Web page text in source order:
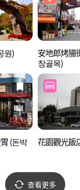
원)
安地郎烤腸
창골목)
(돈박
花園觀光飯
查看更多